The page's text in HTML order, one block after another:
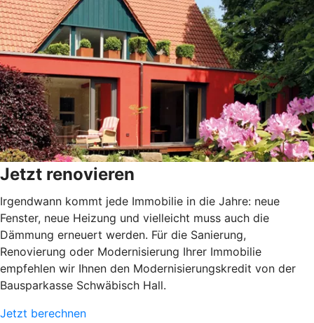
Jetzt renovieren
Irgendwann kommt jede Immobilie in die Jahre: neue
Fenster, neue Heizung und vielleicht muss auch die
Dämmung erneuert werden. Für die Sanierung,
Renovierung oder Modernisierung Ihrer Immobilie
empfehlen wir Ihnen den Modernisierungskredit von der
Bausparkasse Schwäbisch Hall.
Jetzt berechnen